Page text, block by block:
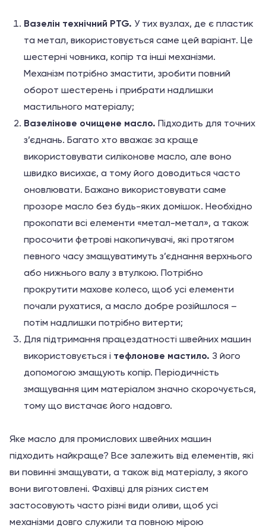
Вазелін технічний PTG. У тих вузлах, де є пластик
та метал, використовується саме цей варіант. Це
шестерні човника, копір та інші механізми.
Механізм потрібно змастити, зробити повний
оборот шестерень і прибрати надлишки
мастильного матеріалу;
Вазелінове очищене масло. Підходить для точних
з’єднань. Багато хто вважає за краще
використовувати силіконове масло, але воно
швидко висихає, а тому його доводиться часто
оновлювати. Бажано використовувати саме
прозоре масло без будь-яких домішок. Необхідно
прокопати всі елементи «метал-метал», а також
просочити фетрові накопичувачі, які протягом
певного часу змащуватимуть з’єднання верхнього
або нижнього валу з втулкою. Потрібно
прокрутити махове колесо, щоб усі елементи
почали рухатися, а масло добре розійшлося –
потім надлишки потрібно витерти;
Для підтримання працездатності швейних машин
використовується і тефлонове мастило. З його
допомогою змащують копір. Періодичність
змащування цим матеріалом значно скорочується,
тому що вистачає його надовго.
Яке масло для промислових швейних машин
підходить найкраще? Все залежить від елементів, які
ви повинні змащувати, а також від матеріалу, з якого
вони виготовлені. Фахівці для різних систем
застосовують часто різні види оливи, щоб усі
механізми довго служили та повною мірою